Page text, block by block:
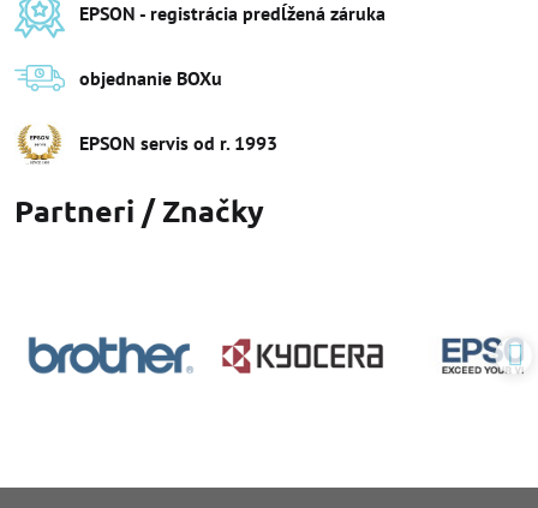
EPSON - registrácia predĺžená záruka
objednanie BOXu
EPSON servis od r​. 1993
Partneri / Značky